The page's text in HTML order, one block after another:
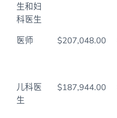
生和妇
科医生
医师
$207,048.00
儿科医
生
$187,944.00